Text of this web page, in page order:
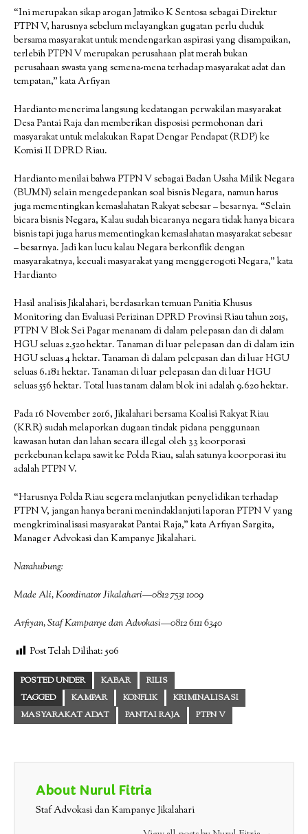
“Ini merupakan sikap arogan Jatmiko K Sentosa sebagai Direktur
PTPN V, harusnya sebelum melayangkan gugatan perlu duduk
bersama masyarakat untuk mendengarkan aspirasi yang disampaikan,
terlebih PTPN V merupakan perusahaan plat merah bukan
perusahaan swasta yang semena-mena terhadap masyarakat adat dan
tempatan,” kata Arfiyan
Hardianto menerima langsung kedatangan perwakilan masyarakat
Desa Pantai Raja dan memberikan disposisi permohonan dari
masyarakat untuk melakukan Rapat Dengar Pendapat (RDP) ke
Komisi II DPRD Riau.
Hardianto menilai bahwa PTPN V sebagai Badan Usaha Milik Negara
(BUMN) selain mengedepankan soal bisnis Negara, namun harus
juga mementingkan kemaslahatan Rakyat sebesar – besarnya. “Selain
bicara bisnis Negara, Kalau sudah bicaranya negara tidak hanya bicara
bisnis tapi juga harus mementingkan kemaslahatan masyarakat sebesar
– besarnya. Jadi kan lucu kalau Negara berkonflik dengan
masyarakatnya, kecuali masyarakat yang menggerogoti Negara,” kata
Hardianto
Hasil analisis Jikalahari, berdasarkan temuan Panitia Khusus
Monitoring dan Evaluasi Perizinan DPRD Provinsi Riau tahun 2015,
PTPN V Blok Sei Pagar menanam di dalam pelepasan dan di dalam
HGU seluas 2.520 hektar. Tanaman di luar pelepasan dan di dalam izin
HGU seluas 4 hektar. Tanaman di dalam pelepasan dan di luar HGU
seluas 6.181 hektar. Tanaman di luar pelepasan dan di luar HGU
seluas 556 hektar. Total luas tanam dalam blok ini adalah 9.620 hektar.
Pada 16 November 2016, Jikalahari bersama Koalisi Rakyat Riau
(KRR) sudah melaporkan dugaan tindak pidana penggunaan
kawasan hutan dan lahan secara illegal oleh 33 koorporasi
perkebunan kelapa sawit ke Polda Riau, salah satunya koorporasi itu
adalah PTPN V.
“Harusnya Polda Riau segera melanjutkan penyelidikan terhadap
PTPN V, jangan hanya berani menindaklanjuti laporan PTPN V yang
mengkriminalisasi masyarakat Pantai Raja,” kata Arfiyan Sargita,
Manager Advokasi dan Kampanye Jikalahari.
Narahubung:
Made Ali, Koordinator Jikalahari—0812 7531 1009
Arfiyan, Staf Kampanye dan Advokasi—0812 6111 6340
Post Telah Dilihat: 506
POSTED UNDER KABAR
RILIS
TAGGED
KAMPAR KONFLIK
KRIMINALISASI
MASYARAKAT ADAT
PANTAI RAJA PTPN V
About Nurul Fitria
Staf Advokasi dan Kampanye Jikalahari